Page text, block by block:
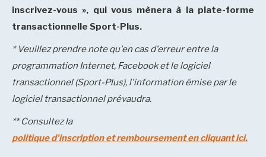
inscrivez-vous », qui vous mènera à la plate-forme
transactionnelle Sport-Plus.
* Veuillez prendre note qu'en cas d'erreur entre la
programmation Internet, Facebook et le logiciel
transactionnel (Sport-Plus), l'information émise par le
logiciel transactionnel prévaudra.
** Consultez la
politique d'inscription et remboursement en cliquant ici.